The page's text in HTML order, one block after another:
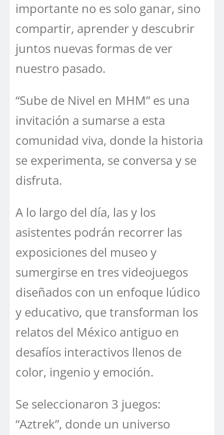
importante no es solo ganar, sino
compartir, aprender y descubrir
juntos nuevas formas de ver
nuestro pasado.
“Sube de Nivel en MHM” es una
invitación a sumarse a esta
comunidad viva, donde la historia
se experimenta, se conversa y se
disfruta.
A lo largo del día, las y los
asistentes podrán recorrer las
exposiciones del museo y
sumergirse en tres videojuegos
diseñados con un enfoque lúdico
y educativo, que transforman los
relatos del México antiguo en
desafíos interactivos llenos de
color, ingenio y emoción.
Se seleccionaron 3 juegos:
“Aztrek”, donde un universo